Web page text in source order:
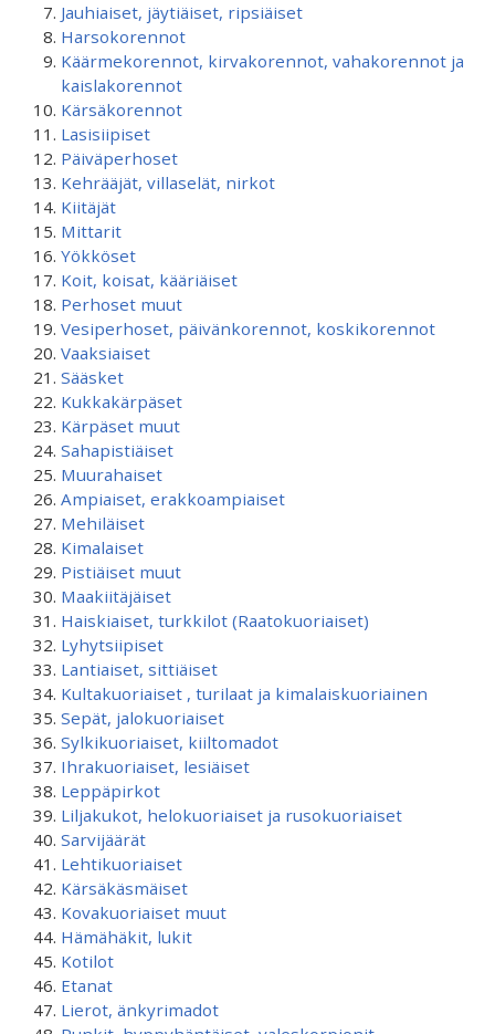
Jauhiaiset, jäytiäiset, ripsiäiset
Harsokorennot
Käärmekorennot, kirvakorennot, vahakorennot ja
kaislakorennot
Kärsäkorennot
Lasisiipiset
Päiväperhoset
Kehrääjät, villaselät, nirkot
Kiitäjät
Mittarit
Yökköset
Koit, koisat, kääriäiset
Perhoset muut
Vesiperhoset, päivänkorennot, koskikorennot
Vaaksiaiset
Sääsket
Kukkakärpäset
Kärpäset muut
Sahapistiäiset
Muurahaiset
Ampiaiset, erakkoampiaiset
Mehiläiset
Kimalaiset
Pistiäiset muut
Maakiitäjäiset
Haiskiaiset, turkkilot (Raatokuoriaiset)
Lyhytsiipiset
Lantiaiset, sittiäiset
Kultakuoriaiset , turilaat ja kimalaiskuoriainen
Sepät, jalokuoriaiset
Sylkikuoriaiset, kiiltomadot
Ihrakuoriaiset, lesiäiset
Leppäpirkot
Liljakukot, helokuoriaiset ja rusokuoriaiset
Sarvijäärät
Lehtikuoriaiset
Kärsäkäsmäiset
Kovakuoriaiset muut
Hämähäkit, lukit
Kotilot
Etanat
Lierot, änkyrimadot